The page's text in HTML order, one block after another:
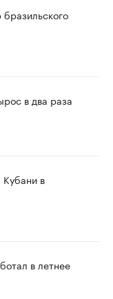
в два раза
в
в летнее